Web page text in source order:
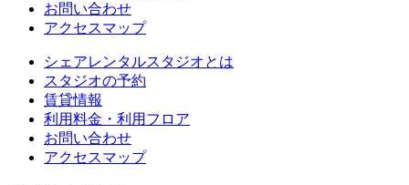
お問い合わせ
アクセスマップ
シェアレンタルスタジオとは
スタジオの予約
賃貸情報
利用料金・利用フロア
お問い合わせ
アクセスマップ